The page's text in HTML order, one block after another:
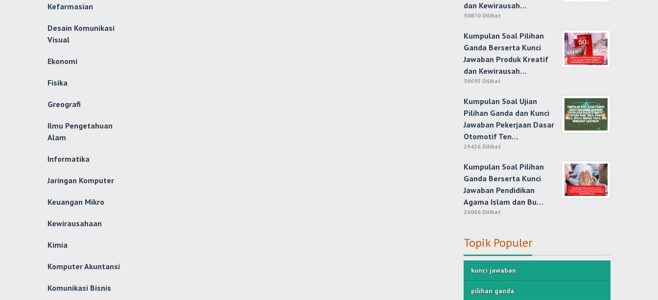
Kefarmasian
Desain Komunikasi
Visual
Ekonomi
Fisika
Greografi
Ilmu Pengetahuan
Alam
Informatika
Jaringan Komputer
Keuangan Mikro
Kewirausahaan
Kimia
Komputer Akuntansi
Komunikasi Bisnis
dan Kewirausah…
30870 Dilihat
Kumpulan Soal Pilihan
Ganda Berserta Kunci
Jawaban Produk Kreatif
dan Kewirausah…
30695 Dilihat
Kumpulan Soal Ujian
Pilihan Ganda dan Kunci
Jawaban Pekerjaan Dasar
Otomotif Ten…
29426 Dilihat
Kumpulan Soal Pilihan
Ganda Berserta Kunci
Jawaban Pendidikan
Agama Islam dan Bu…
26066 Dilihat
Topik Populer
kunci jawaban
pilihan ganda